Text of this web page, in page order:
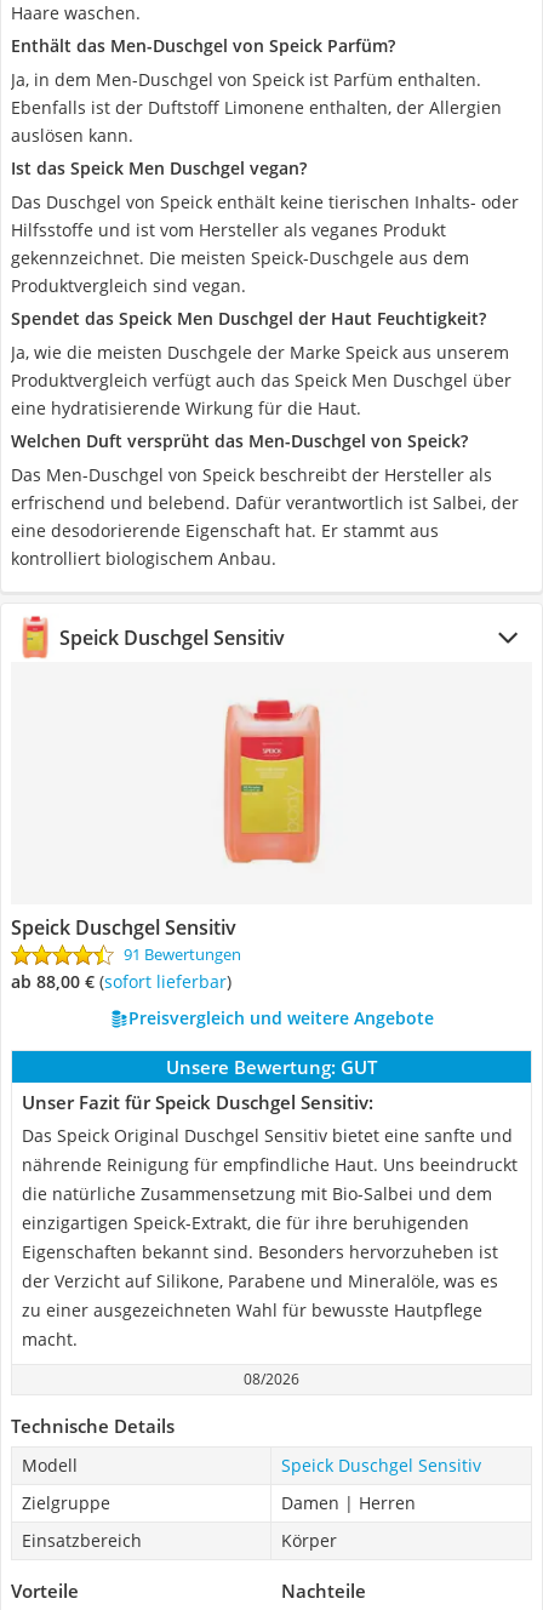
Haare waschen.
Enthält das Men-Duschgel von Speick Parfüm?
Ja, in dem Men-Duschgel von Speick ist Parfüm enthalten.
Ebenfalls ist der Duftstoff Limonene enthalten, der Allergien
auslösen kann.
Ist das Speick Men Duschgel vegan?
Das Duschgel von Speick enthält keine tierischen Inhalts- oder
Hilfsstoffe und ist vom Hersteller als veganes Produkt
gekennzeichnet. Die meisten Speick-Duschgele aus dem
Produktvergleich sind vegan.
Spendet das Speick Men Duschgel der Haut Feuchtigkeit?
Ja, wie die meisten Duschgele der Marke Speick aus unserem
Produktvergleich verfügt auch das Speick Men Duschgel über
eine hydratisierende Wirkung für die Haut.
Welchen Duft versprüht das Men-Duschgel von Speick?
Das Men-Duschgel von Speick beschreibt der Hersteller als
erfrischend und belebend. Dafür verantwortlich ist Salbei, der
eine desodorierende Eigenschaft hat. Er stammt aus
kontrolliert biologischem Anbau.
Speick Duschgel Sensitiv
Speick Duschgel Sensitiv
91 Bewertungen
ab 88,00 € ( Sofort lieferbar)
Preisvergleich und weitere Angebote
Unsere Bewertung: GUT
Unser Fazit für Speick Duschgel Sensitiv:
Das Speick Original Duschgel Sensitiv bietet eine sanfte und
nährende Reinigung für empfindliche Haut. Uns beeindruckt
die natürliche Zusammensetzung mit Bio-Salbei und dem
einzigartigen Speick-Extrakt, die für ihre beruhigenden
Eigenschaften bekannt sind. Besonders hervorzuheben ist
der Verzicht auf Silikone, Parabene und Mineralöle, was es
zu einer ausgezeichneten Wahl für bewusste Hautpflege
macht.
08/2026
Technische Details
Modell
Speick Duschgel Sensitiv
Zielgruppe
Damen | Herren
Einsatzbereich
Körper
Vorteile Nachteile